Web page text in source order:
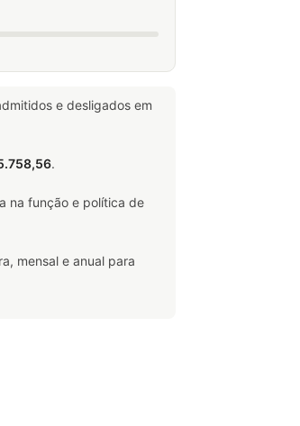
e desligados em
.
na função e política de
mensal e anual para